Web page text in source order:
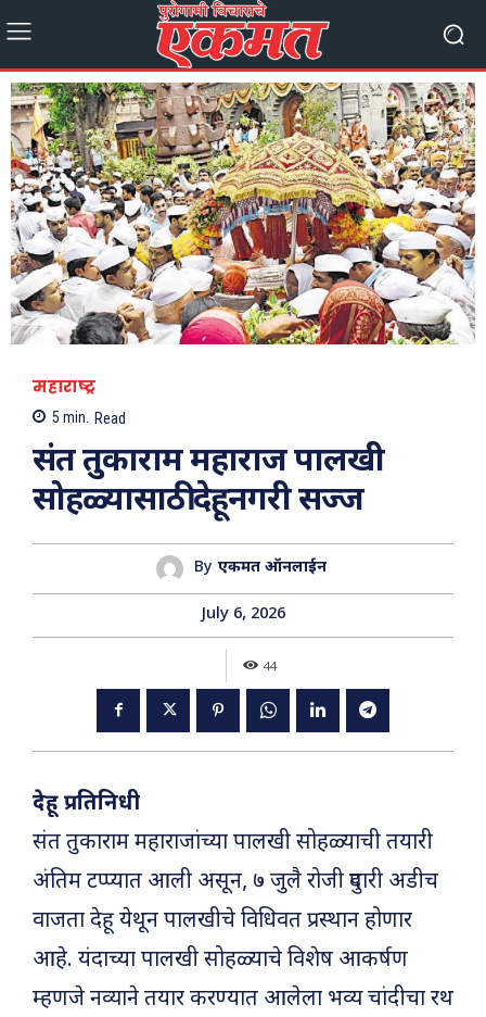
महाराष्ट्र
5 min. Read
संत तुकाराम महाराज पालखी
सोहळ्यासाठी देहूनगरी सज्ज
By एकमत ऑनलाईन
July 6, 2026
44
देहू : प्रतिनिधी
संत तुकाराम महाराजांच्या पालखी सोहळ्याची तयारी
अंतिम टप्प्यात आली असून, ७ जुलै रोजी दुपारी अडीच
वाजता देहू येथून पालखीचे विधिवत प्रस्थान होणार
आहे. यंदाच्या पालखी सोहळ्याचे विशेष आकर्षण
म्हणजे नव्याने तयार करण्यात आलेला भव्य चांदीचा रथ